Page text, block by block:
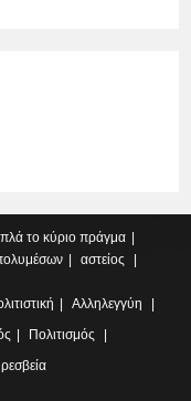
το κύριο πράγμα
αστείος
Αλληλεγγύη
Πολιτισμός